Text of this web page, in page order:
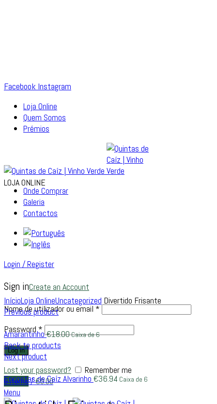
Facebook Instagram
Loja Online
Quem Somos
Prémios
Onde Comprar
Galeria
Contactos
Login / Register
Sign inCreate an Account
Nome de utilizador ou email *
Password*
Log in
Lost your password? Remember me
0items/€0.00
Menu
LOJA ONLINE
Click to enlarge
InícioLoja OnlineUncategorized Divertido Frisante
Previous product
Amarantinho€18.00Caixa de 6
Back to products
Next product
Encostas de Caíz Alvarinho €36.94 Caixa de 6